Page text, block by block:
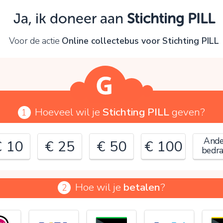
Ja, ik doneer aan Stichting PILL
Voor de actie Online collectebus voor Stichting PILL
1 Hoeveel wil je Stichting PILLgeven?
10 € 25 € 50 € 100
€
2 Hoe wil je betalen?
Oeps!
kunt nog niet verder vanwege:
OK